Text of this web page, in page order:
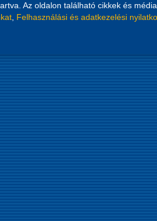
Az oldalon található cikkek és
Felhasználási és adatkezelési